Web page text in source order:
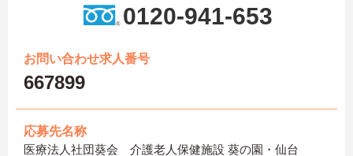
0120-941-653
お問い合わせ求人番号
667899
応募先名称
医療法人社団葵会 介護老人保健施設 葵の園・仙台